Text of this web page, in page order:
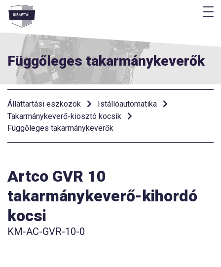
Menü
Függőleges takarmánykeverők
Állattartási eszközök
Istállóautomatika
Takarmánykeverő-kiosztó kocsik
Függőleges takarmánykeverők
Artco GVR 10
takarmánykeverő-kihordó
kocsi
KM-AC-GVR-10-0